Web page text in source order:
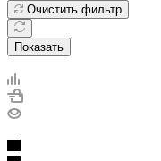
Очистить фильтр
Показать